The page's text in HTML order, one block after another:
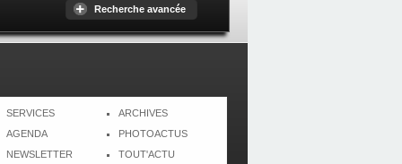
Recherche avancée
SERVICES
AGENDA
NEWSLETTER
ARCHIVES
PHOTOACTUS
TOUT'ACTU